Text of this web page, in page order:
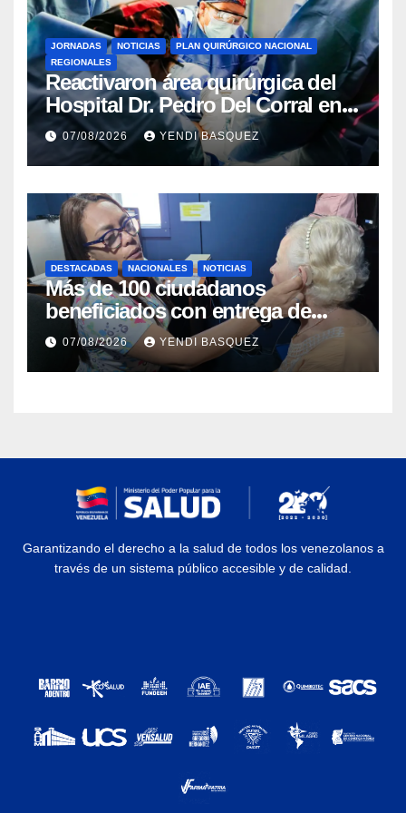
JORNADAS NOTICIAS
PLAN QUIRÚRGICO NACIONAL
REGIONALES
Reactivaron área quirúrgica del
Hospital Dr. Pedro Del Corral en
Guárico
07/08/2026 YENDI BASQUEZ
DESTACADAS NACIONALES NOTICIAS
Más de 100 ciudadanos
beneficiados con entrega de
prótesis auditivas en el Centro de
Rehabilitación J.J. Arvelo
07/08/2026 YENDI BASQUEZ
Garantizando el derecho a la salud de todos los venezolanos a
través de un sistema público accesible y de calidad.